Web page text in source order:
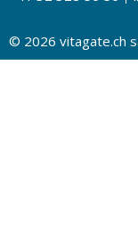
Contact
Publicité sur
© 2026 vitagate.ch